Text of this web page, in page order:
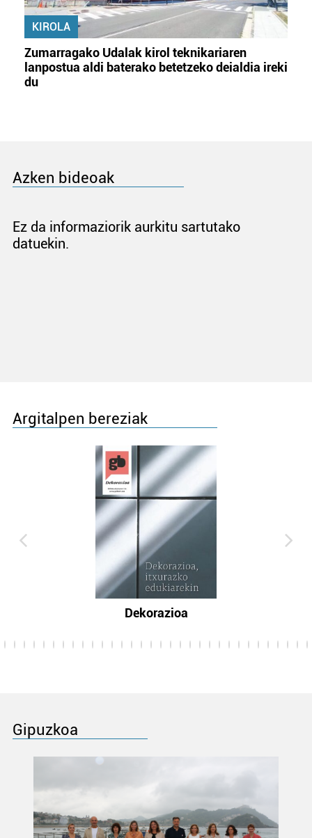
KIROLA
Zumarragako Udalak kirol teknikariaren
lanpostua aldi baterako betetzeko deialdia ireki
du
Azken bideoak
Ez da informaziorik aurkitu sartutako
datuekin.
Argitalpen bereziak
Dekorazioa
Gipuzkoa